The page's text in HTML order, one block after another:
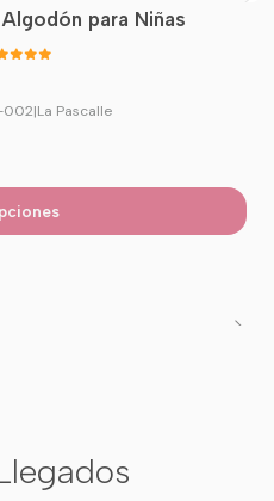
para Niñas
002|La Pascalle